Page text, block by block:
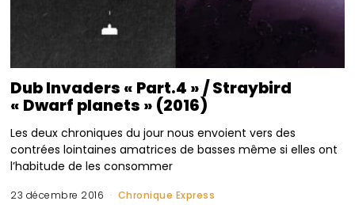
Dub Invaders « Part.4 » / Straybird
« Dwarf planets » (2016)
Les deux chroniques du jour nous envoient vers des
contrées lointaines amatrices de basses même si elles ont
l’habitude de les consommer
23 décembre 2016 Chronique Express